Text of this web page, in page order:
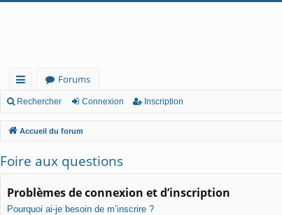
ac
co
ur
cis
Forums
Rechercher Connexion Inscription
Accueil du forum
Foire aux questions
Problèmes de connexion et d’inscription
Pourquoi ai-je besoin de m’inscrire ?